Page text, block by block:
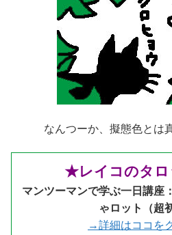
なんつーか、擬態色とは
★レイコのタ
マンツーマンで学ぶ一日講座
ゃロット（超
→詳細はココを